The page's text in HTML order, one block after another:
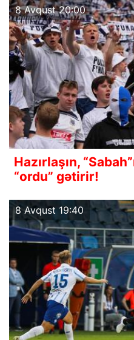
8 Avqust 20:00
Hazırlaşın,
“ordu” gətirir!
8 Avqust 19:40